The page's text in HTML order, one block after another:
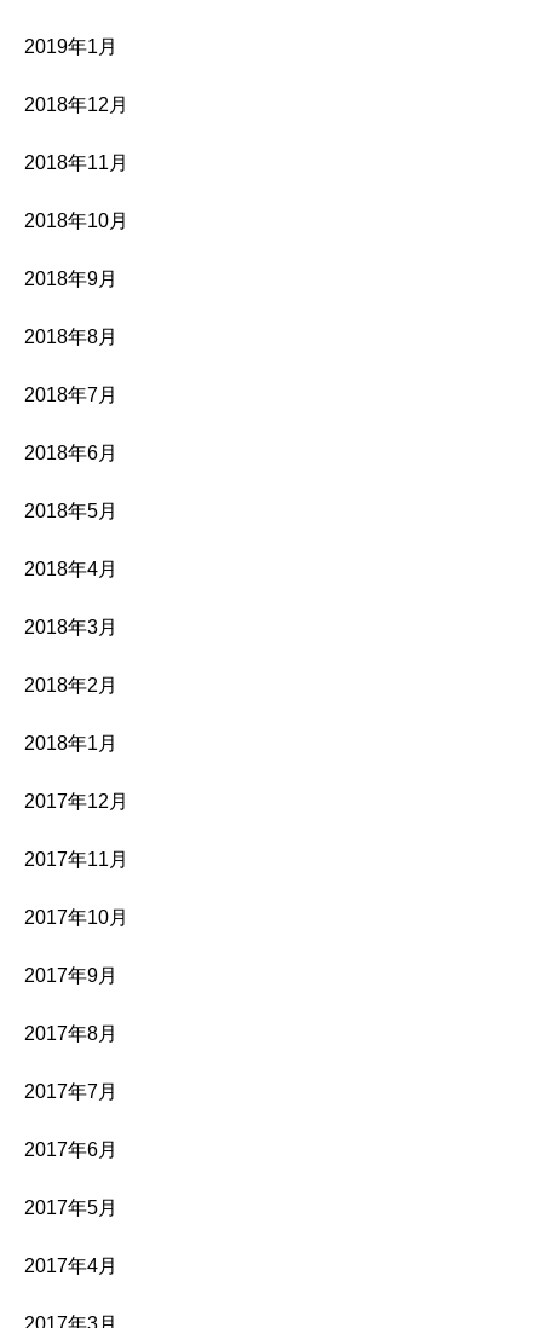
2019年1月
2018年12月
2018年11月
2018年10月
2018年9月
2018年8月
2018年7月
2018年6月
2018年5月
2018年4月
2018年3月
2018年2月
2018年1月
2017年12月
2017年11月
2017年10月
2017年9月
2017年8月
2017年7月
2017年6月
2017年5月
2017年4月
2017年3月